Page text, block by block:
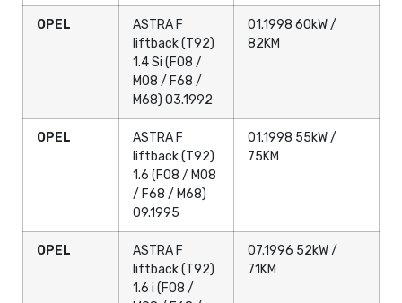
OPEL
ASTRA F
liftback (T92)
1.4 Si (F08 /
M08 / F68 /
M68) 03.1992
01.1998 60kW /
82KM
OPEL
ASTRA F
liftback (T92)
1.6 (F08 / M08
/ F68 / M68)
09.1995
01.1998 55kW /
75KM
OPEL
ASTRA F
liftback (T92)
1.6 i (F08 /
07.1996 52kW /
71KM